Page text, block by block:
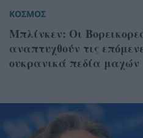
ΚΟΣΜΟΣ
Μπλίνκεν: Οι
αναπτυχθούν τις
ουκρανικά πεδία μαχών